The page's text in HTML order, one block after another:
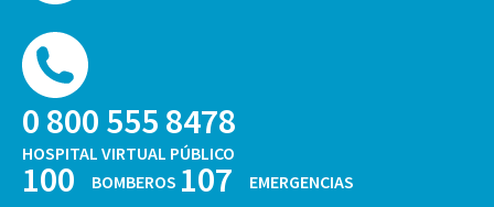
0 800 555 8478
HOSPITAL VIRTUAL PÚBLICO
100 BOMBEROS 107 EMERGENCIAS